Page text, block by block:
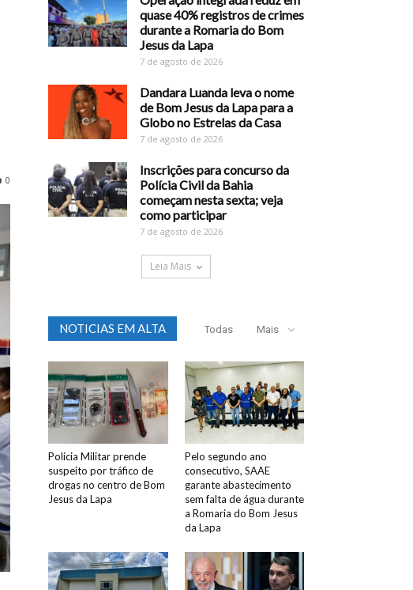
0
quase 40% registros de crimes
durante a Romaria do Bom
Jesus da Lapa
7 de agosto de 2026
Dandara Luanda leva o nome
de Bom Jesus da Lapa para a
Globo no Estrelas da Casa
7 de agosto de 2026
Inscrições para concurso da
Polícia Civil da Bahia
começam nesta sexta; veja
como participar
7 de agosto de 2026
Leia Mais
NOTICIAS EM ALTA Todas Mais
Polícia Militar prende
suspeito por tráfico de
drogas no centro de Bom
Jesus da Lapa
Pelo segundo ano
consecutivo, SAAE
garante abastecimento
sem falta de água durante
a Romaria do Bom Jesus
da Lapa